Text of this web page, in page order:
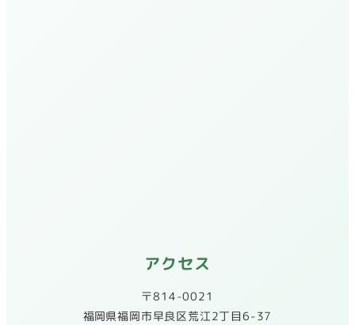
アクセス
〒814-0021
​福岡県福岡市早良区荒江2丁目6-37